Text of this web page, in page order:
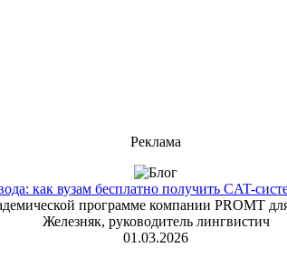
Реклама
как вузам бесплатно получить CAT-
программе компании PROMT
Железняк, руководитель лингвистич
01.03.2026